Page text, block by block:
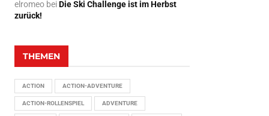
elromeo beiDie Ski Challenge ist im Herbst
zurück!
THEMEN
ACTION ACTION-ADVENTURE
ACTION-ROLLENSPIEL ADVENTURE